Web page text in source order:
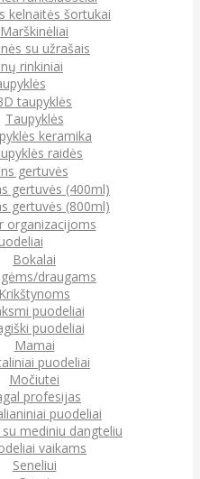
kelnaitės šortukai
Marškinėliai
su užrašais
rinkiniai
taupyklės
Taupyklės
keramika
raidės
gertuvės
gertuvės (400ml)
gertuvės (800ml)
organizacijoms
Bokalai
draugams
Krikštynoms
puodeliai
puodeliai
Mamai
puodeliai
Močiutei
profesijas
puodeliai
su mediniu dangteliu
vaikams
Seneliui